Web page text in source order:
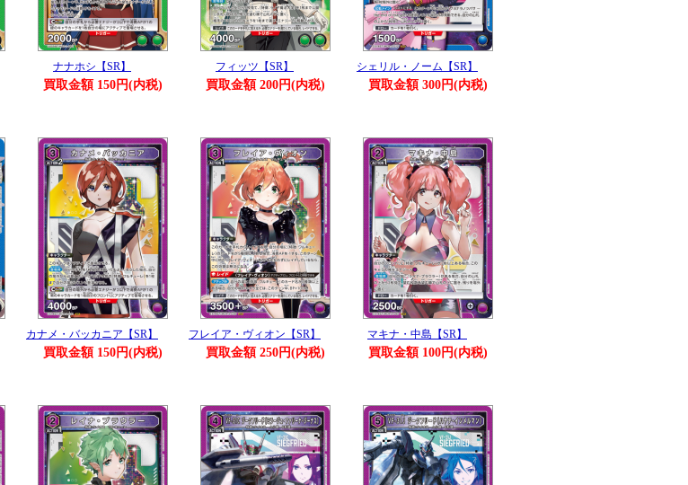
ナナホシ【SR】
買取金額 150円(内税)
フィッツ【SR】
買取金額 200円(内税)
シェリル・ノーム【SR】
買取金額 300円(内税)
カナメ・バッカニア【SR】
買取金額 150円(内税)
フレイア・ヴィオン【SR】
買取金額 250円(内税)
マキナ・中島【SR】
買取金額 100円(内税)